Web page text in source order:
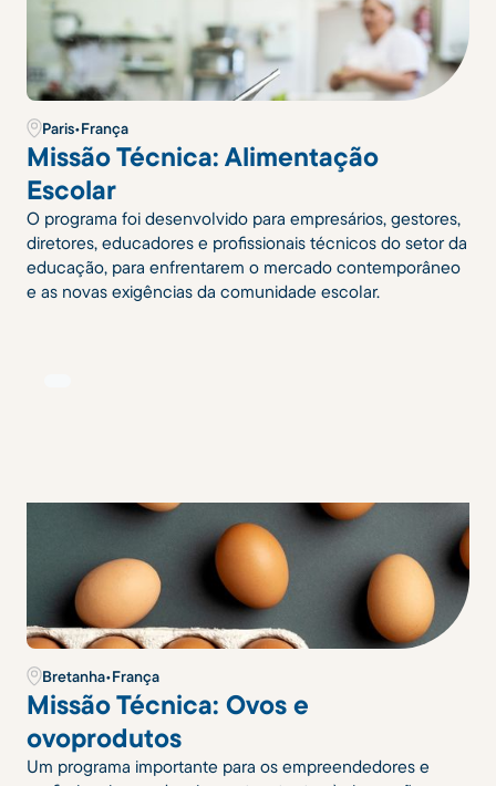
Paris•França
Missão Técnica: Alimentação
Escolar
O programa foi desenvolvido para empresários, gestores,
diretores, educadores e profissionais técnicos do setor da
educação, para enfrentarem o mercado contemporâneo
e as novas exigências da comunidade escolar.
Bretanha•França
Missão Técnica: Ovos e
ovoprodutos
Um programa importante para os empreendedores e